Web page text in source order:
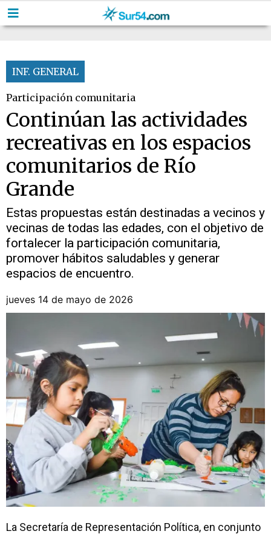
INF. GENERAL
Participación comunitaria
Continúan las actividades
recreativas en los espacios
comunitarios de Río
Grande
Estas propuestas están destinadas a vecinos y
vecinas de todas las edades, con el objetivo de
fortalecer la participación comunitaria,
promover hábitos saludables y generar
espacios de encuentro.
jueves 14 de mayo de 2026
La Secretaría de Representación Política, en conjunto